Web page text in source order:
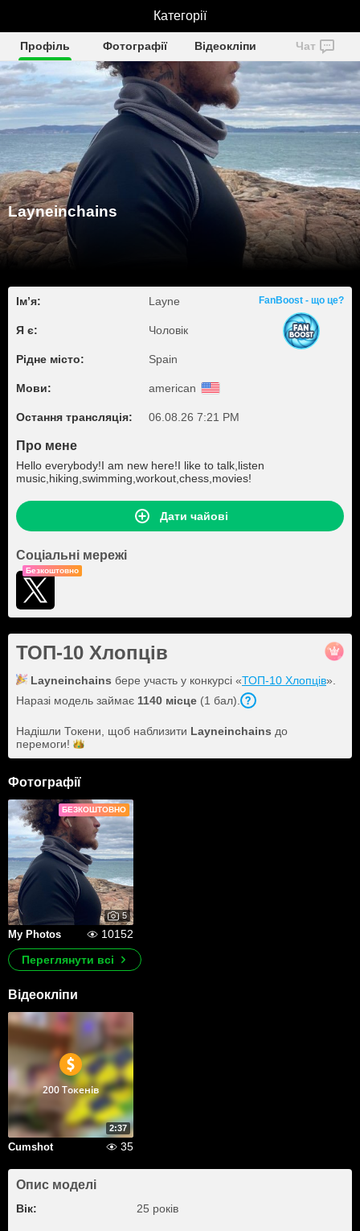
Layneinchains
Профіль Фотографії Відеокліпи Чат
Layneinchains
Ім’я: Layne
Я є: Чоловік
Рідне місто: Spain
Мови: american
Остання трансляція: 06.08.26 7:21 PM
FanBoost - що це?
Про мене
Hello everybody!I am new here!I like to talk,listen
music,hiking,swimming,workout,chess,movies!
Дати чайові
Соціальні мережі
Безкоштовно
ТОП-10 Хлопців
Layneinchains бере участь у конкурсі «ТОП-10 Хлопців».
Наразі модель займає 1140 місце (1 бал).
Надішли Токени, щоб наблизити Layneinchains до
перемоги!
Фотографії
БЕЗКОШТОВНО
5
My Photos
10152
Переглянути всі
Відеокліпи
2:37
200 Токенів
Cumshot 35
Опис моделі
Вік: 25 років
Категорії